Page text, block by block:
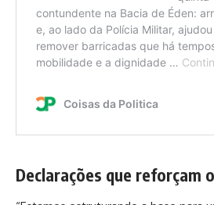
Declarações que reforçam